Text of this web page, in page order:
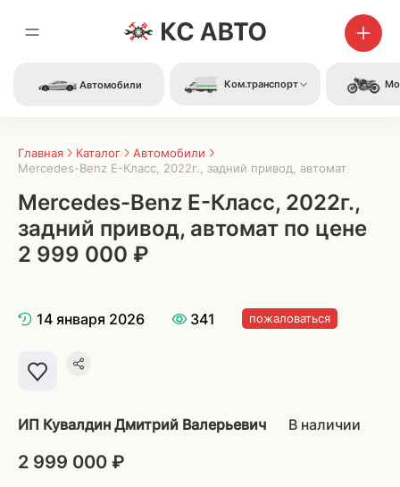
Автомобили Ком.транспорт
Главная Каталог
Автомобили
Mercedes-Benz E-Класс, 2022г., задний привод, автомат
Mercedes-Benz E-Класс, 2022г.,
задний привод, автомат по цене
2 999 000 ₽
14 января 2026 341 пожаловаться
ИП Кувалдин Дмитрий Валерьевич В наличии
2 999 000 ₽